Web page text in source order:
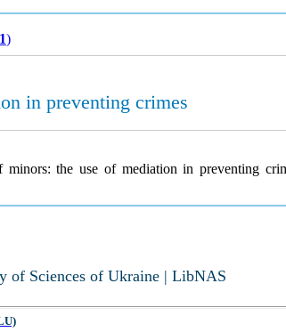
)
in preventing crimes
the use of mediation in preventing
of Sciences of Ukraine | LibNAS